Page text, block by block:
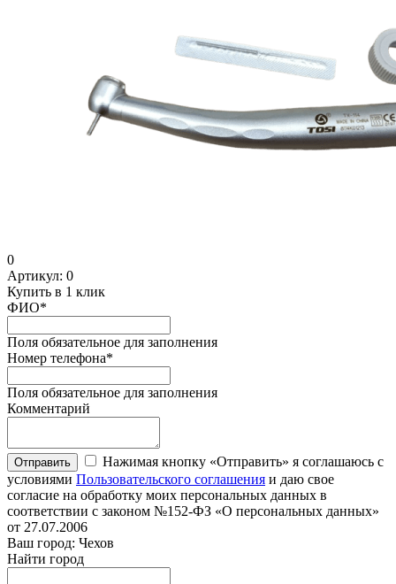
0
Артикул: 0
Купить в 1 клик
ФИО*
Поля обязательное для заполнения
Номер телефона*
Поля обязательное для заполнения
Комментарий
Отправить
Нажимая кнопку «Отправить» я соглашаюсь с
условиями Пользовательского соглашения и даю свое
согласие на обработку моих персональных данных в
соответствии с законом №152-ФЗ «О персональных данных»
от 27.07.2006
Ваш город: Чехов
Найти город